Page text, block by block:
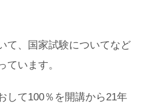
て、国家試験についてなど
ています。
して100％を開講から21年